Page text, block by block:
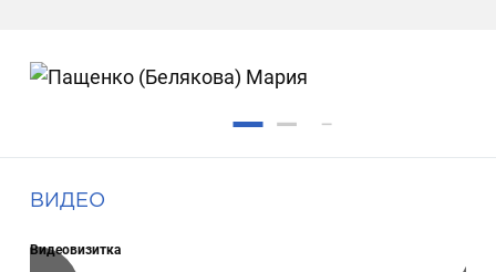
ВИДЕО
Видеовизитка